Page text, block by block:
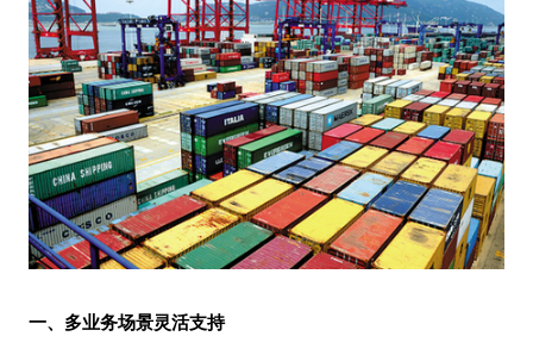
一、多业务场景灵活支持